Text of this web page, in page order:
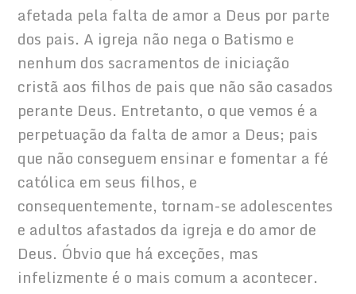
afetada pela falta de amor a Deus por parte
dos pais. A igreja não nega o Batismo e
nenhum dos sacramentos de iniciação
cristã aos filhos de pais que não são casados
perante Deus. Entretanto, o que vemos é a
perpetuação da falta de amor a Deus; pais
que não conseguem ensinar e fomentar a fé
católica em seus filhos, e
consequentemente, tornam-se adolescentes
e adultos afastados da igreja e do amor de
Deus. Óbvio que há exceções, mas
infelizmente é o mais comum a acontecer.